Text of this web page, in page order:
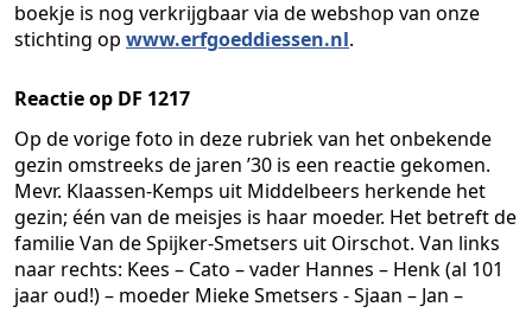
boekje is nog verkrijgbaar via de webshop van onze
stichting op www.erfgoeddiessen.nl.
Reactie op DF 1217
Op de vorige foto in deze rubriek van het onbekende
gezin omstreeks de jaren ’30 is een reactie gekomen.
Mevr. Klaassen-Kemps uit Middelbeers herkende het
gezin; één van de meisjes is haar moeder. Het betreft de
familie Van de Spijker-Smetsers uit Oirschot. Van links
naar rechts: Kees – Cato – vader Hannes – Henk (al 101
jaar oud!) – moeder Mieke Smetsers - Sjaan – Jan –